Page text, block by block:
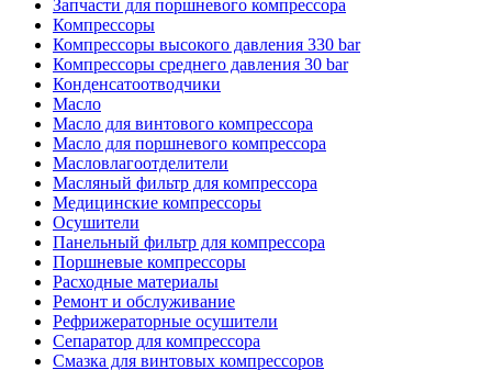
Запчасти для поршневого компрессора
Компрессоры
Компрессоры высокого давления 330 bar
Компрессоры среднего давления 30 bar
Конденсатоотводчики
Масло
Масло для винтового компрессора
Масло для поршневого компрессора
Масловлагоотделители
Масляный фильтр для компрессора
Медицинские компрессоры
Осушители
Панельный фильтр для компрессора
Поршневые компрессоры
Расходные материалы
Ремонт и обслуживание
Рефрижераторные осушители
Сепаратор для компрессора
Смазка для винтовых компрессоров